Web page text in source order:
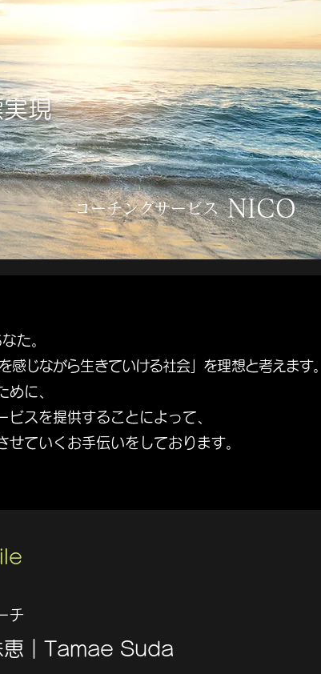
現
コーチングサービス NICO
た。
感じながら生きていける社会」を理想と考えます。
めに、
ビスを提供することによって、
ていくお手伝いをしております。
チ
恵｜Tamae Suda